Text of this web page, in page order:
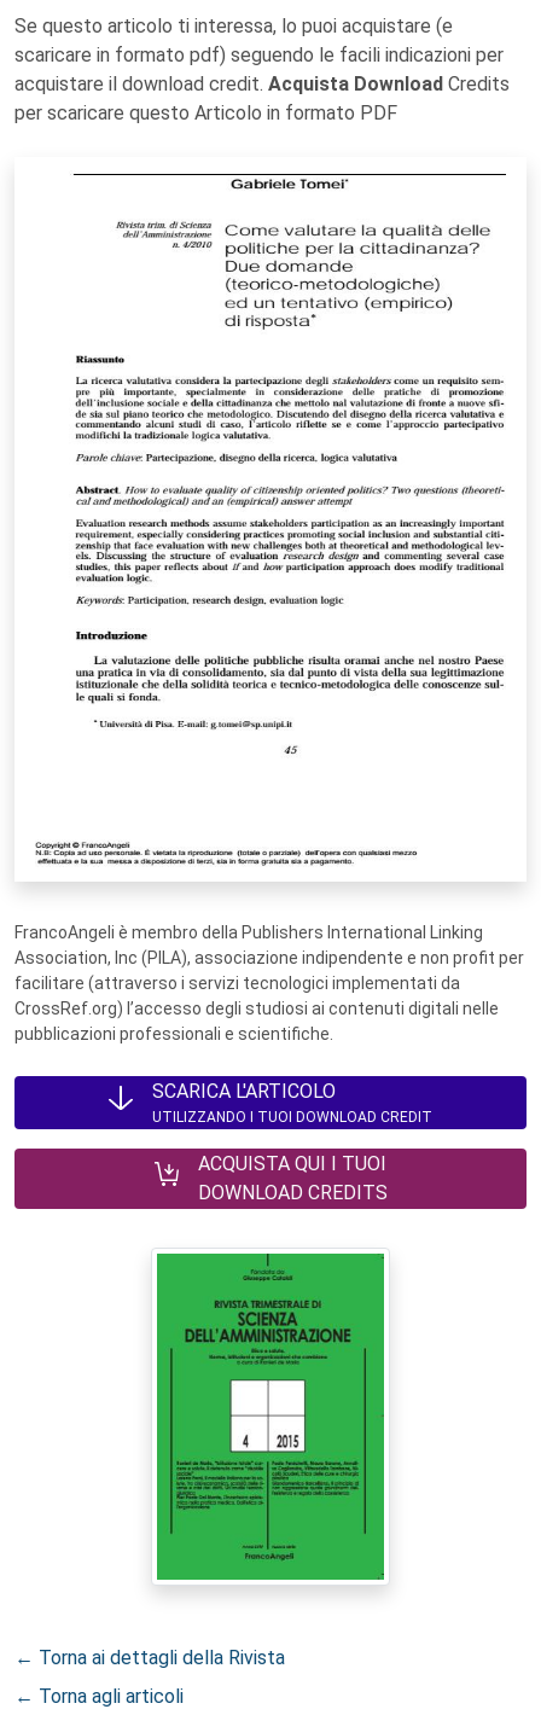
Se questo articolo ti interessa, lo puoi acquistare (e
scaricare in formato pdf) seguendo le facili indicazioni per
acquistare il download credit. Acquista Download Credits
per scaricare questo Articolo in formato PDF
FrancoAngeli è membro della Publishers International Linking
Association, Inc (PILA), associazione indipendente e non profit per
facilitare (attraverso i servizi tecnologici implementati da
CrossRef.org) l’accesso degli studiosi ai contenuti digitali nelle
pubblicazioni professionali e scientifiche.
SCARICA L'ARTICOLO
UTILIZZANDO I TUOI DOWNLOAD CREDIT
ACQUISTA QUI I TUOI
DOWNLOAD CREDITS
← Torna ai dettagli della Rivista
← Torna agli articoli